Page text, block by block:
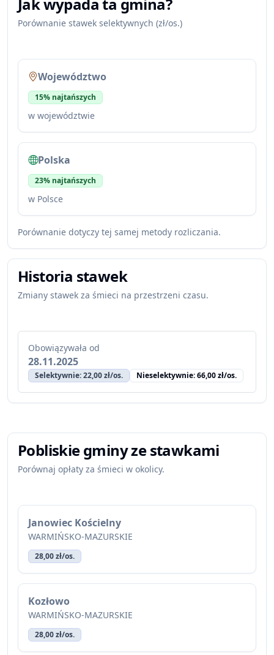
Porównanie stawek selektywnych (zł/os.)
Województwo
15% najtańszych
w województwie
Polska
23% najtańszych
w Polsce
Porównanie dotyczy tej samej metody rozliczania.
Historia stawek
Zmiany stawek za śmieci na przestrzeni czasu.
Obowiązywała od
28.11.2025
Selektywnie: 22,00 zł/os. Nieselektywnie: 66,00 zł/os.
Pobliskie gminy ze stawkami
Porównaj opłaty za śmieci w okolicy.
Janowiec Kościelny
WARMIŃSKO-MAZURSKIE
28,00 zł/os.
Kozłowo
WARMIŃSKO-MAZURSKIE
28,00 zł/os.